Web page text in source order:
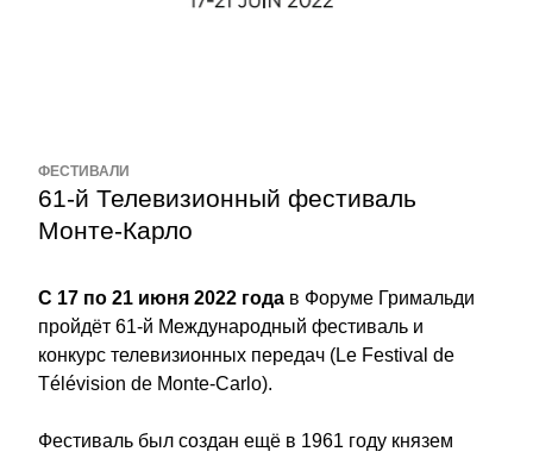
ФЕСТИВАЛИ
61-й Телевизионный фестиваль
Монте-Карло
С 17 по 21 июня 2022 года в Форуме Гримальди
пройдёт 61-й Международный фестиваль и
конкурс телевизионных передач (Le Festival de
Télévision de Monte-Carlo).
Фестиваль был создан ещё в 1961 году князем